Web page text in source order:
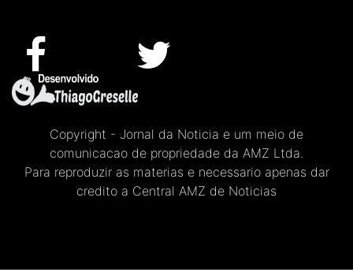
Copyright - Jornal da Noticia e um meio de
comunicacao de propriedade da AMZ Ltda.
Para reproduzir as materias e necessario apenas dar
credito a Central AMZ de Noticias